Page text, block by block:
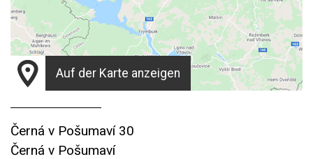
Auf der Karte anzeigen
Černá v Pošumaví 30
Černá v Pošumaví